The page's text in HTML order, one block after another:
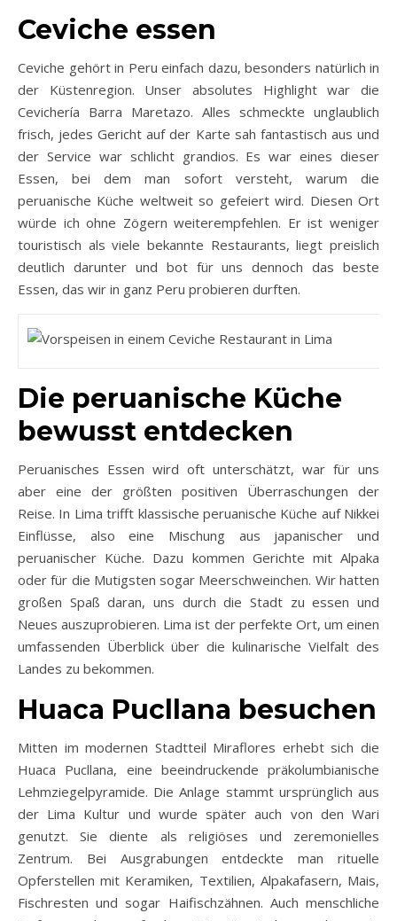
Ceviche essen
Ceviche gehört in Peru einfach dazu, besonders natürlich in
der Küstenregion. Unser absolutes Highlight war die
Cevichería Barra Maretazo. Alles schmeckte unglaublich
frisch, jedes Gericht auf der Karte sah fantastisch aus und
der Service war schlicht grandios. Es war eines dieser
Essen, bei dem man sofort versteht, warum die
peruanische Küche weltweit so gefeiert wird. Diesen Ort
würde ich ohne Zögern weiterempfehlen. Er ist weniger
touristisch als viele bekannte Restaurants, liegt preislich
deutlich darunter und bot für uns dennoch das beste
Essen, das wir in ganz Peru probieren durften.
Die peruanische Küche
bewusst entdecken
Peruanisches Essen wird oft unterschätzt, war für uns
aber eine der größten positiven Überraschungen der
Reise. In Lima trifft klassische peruanische Küche auf Nikkei
Einflüsse, also eine Mischung aus japanischer und
peruanischer Küche. Dazu kommen Gerichte mit Alpaka
oder für die Mutigsten sogar Meerschweinchen. Wir hatten
großen Spaß daran, uns durch die Stadt zu essen und
Neues auszuprobieren. Lima ist der perfekte Ort, um einen
umfassenden Überblick über die kulinarische Vielfalt des
Landes zu bekommen.
Huaca Pucllana besuchen
Mitten im modernen Stadtteil Miraflores erhebt sich die
Huaca Pucllana, eine beeindruckende präkolumbianische
Lehmziegelpyramide. Die Anlage stammt ursprünglich aus
der Lima Kultur und wurde später auch von den Wari
genutzt. Sie diente als religiöses und zeremonielles
Zentrum. Bei Ausgrabungen entdeckte man rituelle
Opferstellen mit Keramiken, Textilien, Alpakafasern, Mais,
Fischresten und sogar Haifischzähnen. Auch menschliche